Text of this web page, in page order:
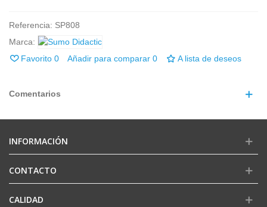
Referencia: SP808
Marca:
Favorito 0 Añadir para comparar 0 A lista de deseos
Comentarios
INFORMACIÓN
CONTACTO
CALIDAD